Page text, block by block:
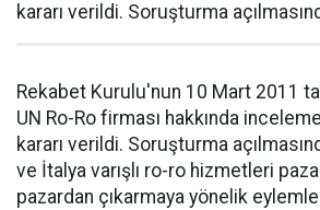
kararı verildi. Soruşturma
Rekabet Kurulu'nun 10 Mart 2011
UN Ro-Ro firması hakkında
kararı verildi. Soruşturma
ve İtalya varışlı ro-ro hizmetleri
pazardan çıkarmaya yönelik